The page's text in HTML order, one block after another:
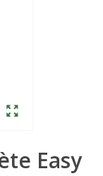
Easy